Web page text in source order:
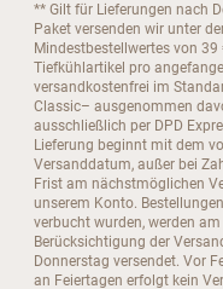
** Gilt für Lieferungen nach
Paket versenden wir unter
Mindestbestellwertes von
Tiefkühlartikel pro
versandkostenfrei im
Classic– ausgenommen
ausschließlich per DPD
Lieferung beginnt mit dem
Versanddatum, außer bei
Frist am nächstmöglichen
unserem Konto.
verbucht wurden, werden
Berücksichtigung der
Donnerstag versendet. Vor
an Feiertagen erfolgt kein